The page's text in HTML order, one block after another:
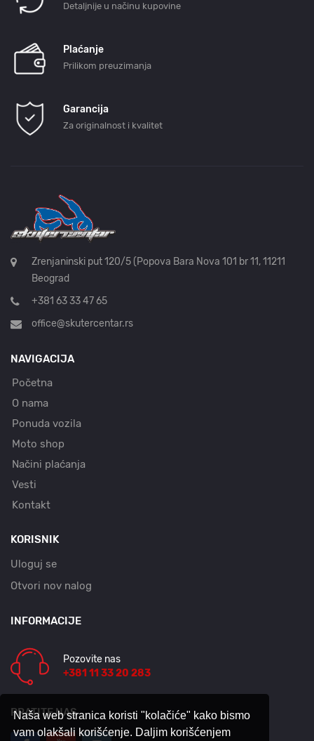
Naša web stranica koristi "kolačiće" kako bismo
vam olakšali korišćenje. Daljim korišćenjem
Detaljnije u načinu kupovine
Plaćanje
Prilikom preuzimanja
Garancija
Za originalnost i kvalitet
Zrenjaninski put 120/5 (Popova Bara Nova 101 br 11, 11211
Beograd
+381 63 33 47 65
office@skutercentar.rs
NAVIGACIJA
Početna
O nama
Ponuda vozila
Moto shop
Načini plaćanja
Vesti
Kontakt
KORISNIK
Uloguj se
Otvori nov nalog
INFORMACIJE
Pozovite nas
+381 11 33 20 283
PRATITE NAS